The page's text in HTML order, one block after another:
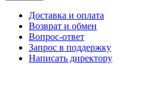
Доставка и оплата
Возврат и обмен
Вопрос-ответ
Запрос в поддержку
Написать директору